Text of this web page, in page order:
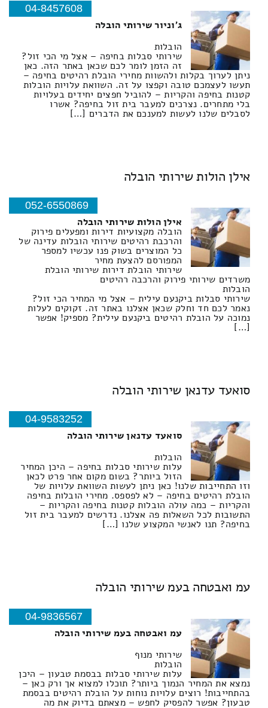
04-8457608
ג'וניור שירותי הובלה
הובלות
שירותי סבלות בחיפה – אצל מי הכי זול?
זה הזמן לומר לכם שכאן באתר הזה. כאן
ניתן לערוך בקלות ולהשוות מחירי הובלת רהיטים בחיפה –
תעשו לעצמכם טובה וקפצו על זה. השוואת עלויות הובלות
קטנות בחיפה והקריות – להוביל חפצים יחידים בעלויות
בלי מתחרים. נצרכים למעבר בית זול בחיפה? אשרו
לסבלים שלנו לעשות למענכם את הדברים […]
אילן הולות שירותי הובלה
052-6550869
אילן הולות שירותי הובלה
הובלה מקצועיות דירות ומפעלים פירוק
והרכבת רהיטים שירותי הובלות עדינה של
כל המוצרים בשוק פנו עכשיו למספר
המפורסם להצעת מחיר
שירותי הובלת דירות שירותי הובלת
משרדים שירותי פירוק והרכבה רהיטים
הובלות
שירותי סבלות ביקנעם עילית – אצל מי המחיר הכי זול?
נאמר לכם חד וחלק שכאן אצלנו באתר זה. זקוקים לעלות
נמוכה על הובלת רהיטים ביקנעם עילית? מספיק! אפשר
[…]
סואעד עדנאן שירותי הובלה
04-9583252
סואעד עדנאן שירותי הובלה
הובלות
עלות שירותי סבלות בחיפה – היכן המחיר
הזול ביותר? בשום מקום אחר פרט לכאן
וזו התחייבות שלנו! כאן ניתן לעשות השוואת עלויות של
הובלת רהיטים בחיפה – לא לפספס. מחירי הובלות בחיפה
והקריות – כמה עולה הובלות קטנות בחיפה והקריות –
התשובות לכל השאלות פה אצלנו. נדרשים למעבר בית זול
בחיפה? תנו לאנשי המקצוע שלנו […]
עמ ואבטחה בעמ שירותי הובלה
04-9836567
עמ ואבטחה בעמ שירותי הובלה
שירותי מנוף
הובלות
עלות שירותי סבלות בבסמת טבעון – היכן
נמצא את המחיר הנמוך ביותר? תוכלו למצוא אך ורק כאן –
בהתחייבות! רוצים עלויות נוחות על הובלת רהיטים בבסמת
טבעון? אפשר להפסיק לחפש – מצאתם בדיוק את מה